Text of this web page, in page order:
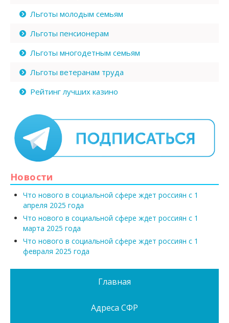
Льготы молодым семьям
Льготы пенсионерам
Льготы многодетным семьям
Льготы ветеранам труда
Рейтинг лучших казино
Новости
Что нового в социальной сфере ждет россиян с 1
апреля 2025 года
Что нового в социальной сфере ждет россиян с 1
марта 2025 года
Что нового в социальной сфере ждет россиян с 1
февраля 2025 года
Главная
Адреса СФР